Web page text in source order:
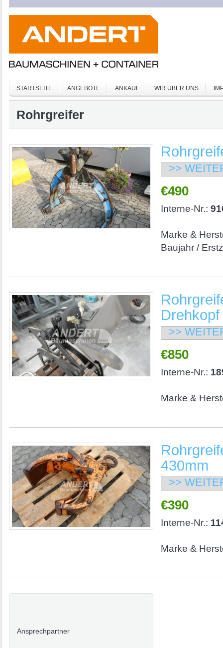
STARTSEITE ANGEBOTE ANKAUF WIR ÜBER UNS
Rohrgreifer
>>
€490
Interne-Nr.:
Marke &
Baujahr /
Drehkopf
>>
€850
Interne-Nr.:
Marke &
430mm
>>
€390
Interne-Nr.:
Marke &
Ansprechpartner